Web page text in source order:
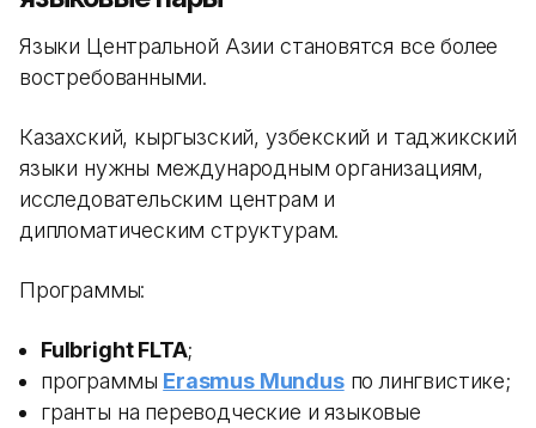
Языки Центральной Азии становятся все более
востребованными.
Казахский, кыргызский, узбекский и таджикский
языки нужны международным организациям,
исследовательским центрам и
дипломатическим структурам.
Программы:
Fulbright FLTA;
программы Erasmus Mundusпо лингвистике;
гранты на переводческие и языковые